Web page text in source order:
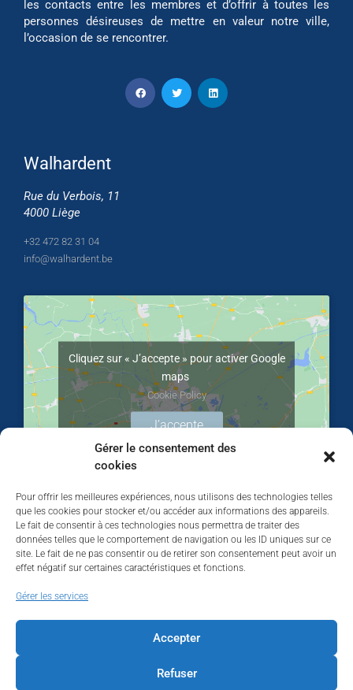
Gérer le consentement des
cookies
Pour offrir les meilleures expériences, nous utilisons des technologies telles
que les cookies pour stocker et/ou accéder aux informations des appareils.
Le fait de consentir à ces technologies nous permettra de traiter des
données telles que le comportement de navigation ou les ID uniques sur ce
site. Le fait de ne pas consentir ou de retirer son consentement peut avoir un
effet négatif sur certaines caractéristiques et fonctions.
Gérer les services
Accepter
Refuser
les contacts entre les membres et d’offrir à toutes les
personnes désireuses de mettre en valeur notre ville,
l’occasion de se rencontrer.
Walhardent
Rue du Verbois, 11
4000 Liège
+32 472 82 31 04
info@walhardent.be
Cliquez sur « J’accepte » pour activer Google
maps
Cookie Policy
J’accepte